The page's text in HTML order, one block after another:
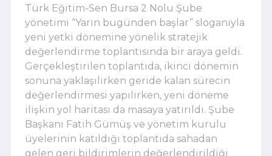
Türk Eğitim-Sen Bursa 2 Nolu Şube
yönetimi “Yarın bugünden başlar” sloganıyla
yeni yetki dönemine yönelik stratejik
değerlendirme toplantısında bir araya geldi.
Gerçekleştirilen toplantıda, ikinci dönemin
sonuna yaklaşılırken geride kalan sürecin
değerlendirmesi yapılırken, yeni döneme
ilişkin yol haritası da masaya yatırıldı. Şube
Başkanı Fatih Gümüş ve yönetim kurulu
üyelerinin katıldığı toplantıda sahadan
gelen geri bildirimlerin değerlendirildiği